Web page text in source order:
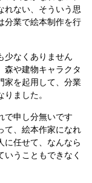
れない、そういう思
分業で絵本制作を行
少なくありません
森や建物キャラクタ
家を起用して、分業
ました。
で申し分無いです
て、絵本作家になれ
に任せて、なんなら
うこともできなく